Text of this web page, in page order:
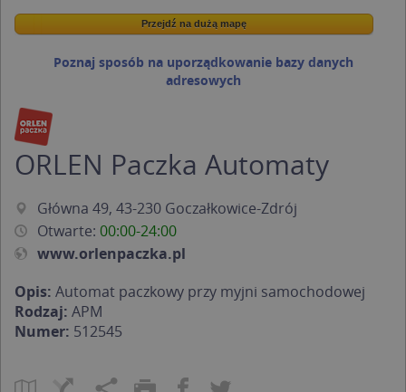
Wstaw tę mapkę na swoją stronę
Przejdź na dużą mapę
Przejdź na dużą mapę
Poznaj sposób na uporządkowanie bazy danych
adresowych
ORLEN Paczka Automaty
Główna 49, 43-230 Goczałkowice-Zdrój
Otwarte: 00:00-24:00
www.orlenpaczka.pl
Opis: Automat paczkowy przy myjni samochodowej
Rodzaj: APM
Numer: 512545